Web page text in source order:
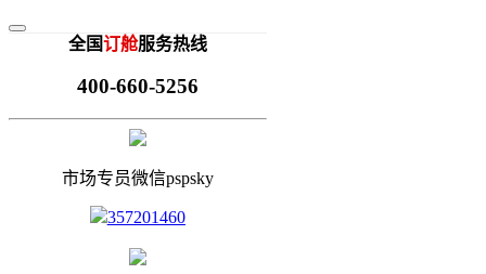
全国订舱服务热线
400-660-5256
市场专员微信pspsky
357201460